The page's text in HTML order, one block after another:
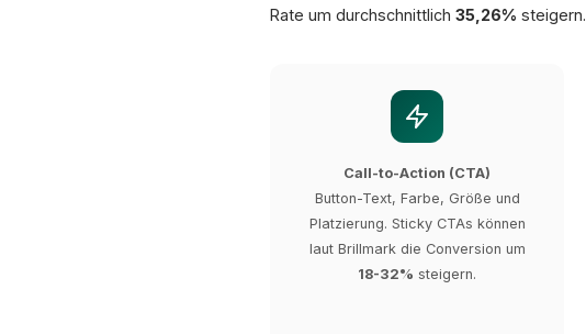
Rate um durchschnittlich 35,26% steigern.
Call-to-Action (CTA)
Button-Text, Farbe, Größe und
Platzierung. Sticky CTAs können
laut Brillmark die Conversion um
18-32% steigern.